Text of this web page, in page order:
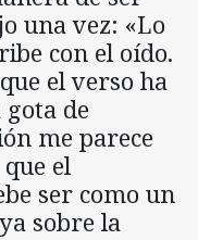
una vez: «Lo
con el oído.
el verso ha
gota de
me parece
el
ser como un
sobre la